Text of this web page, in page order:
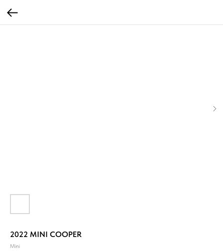
2022 MINI COOPER
Mini